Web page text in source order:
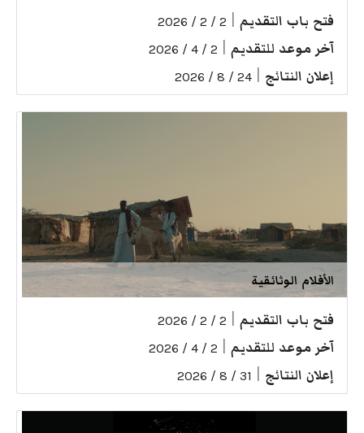
فتح باب التقديم 2 / 2 / 2026
آخر موعد للتقديم 2 / 4 / 2026
إعلان النتائج 24 / 8 / 2026
الأفلام الوثائقية
فتح باب التقديم 2 / 2 / 2026
آخر موعد للتقديم 2 / 4 / 2026
إعلان النتائج 31 / 8 / 2026